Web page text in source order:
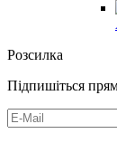
Розсилка
Підпишіться